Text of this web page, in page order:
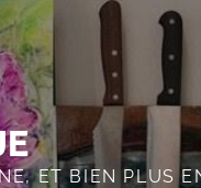
ET BIEN PLUS